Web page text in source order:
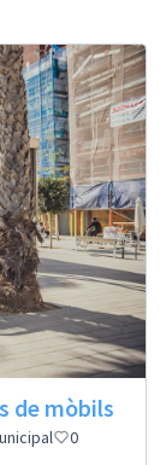
de mòbils
0